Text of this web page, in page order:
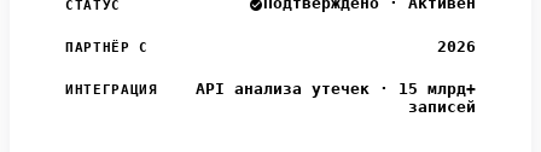
СТАТУС
ПАРТНЁР С 2026
ИНТЕГРАЦИЯ
API анализа утечек · 15 млрд+
записей